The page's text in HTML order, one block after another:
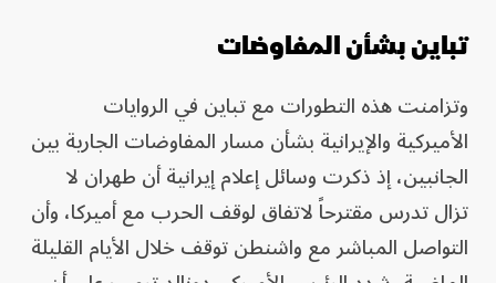
تباين بشأن المفاوضات
وتزامنت هذه التطورات مع تباين في الروايات
الأميركية والإيرانية بشأن مسار المفاوضات الجارية بين
الجانبين، إذ ذكرت وسائل إعلام إيرانية أن طهران لا
تزال تدرس مقترحاً لاتفاق لوقف الحرب مع أميركا، وأن
التواصل المباشر مع واشنطن توقف خلال الأيام القليلة